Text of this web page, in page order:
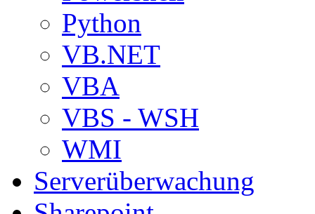
Python
VB.NET
VBA
VBS - WSH
WMI
Serverüberwachung